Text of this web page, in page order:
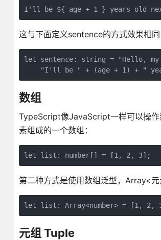
这与下面定义sentence的方式效果相同
let sentence: string = "Hello,
数组
TypeScript像JavaScript一样可以操作
素组成的一个数组：
第二种方式是使用数组泛型，Array<元
元组 Tuple